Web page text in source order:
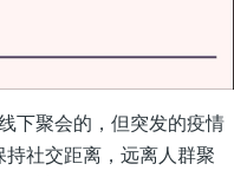
聚会的，但突发的疫情
社交距离，远离人群聚